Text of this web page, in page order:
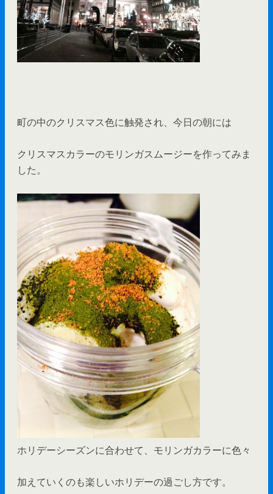
町の中のクリスマス色に触発され、今日の朝には
クリスマスカラーのモリンガスムージーを作ってみま
した。
ホリデーシーズンに合わせて、モリンガカラーに色々
加えていくのも楽しいホリデーの過ごし方です。